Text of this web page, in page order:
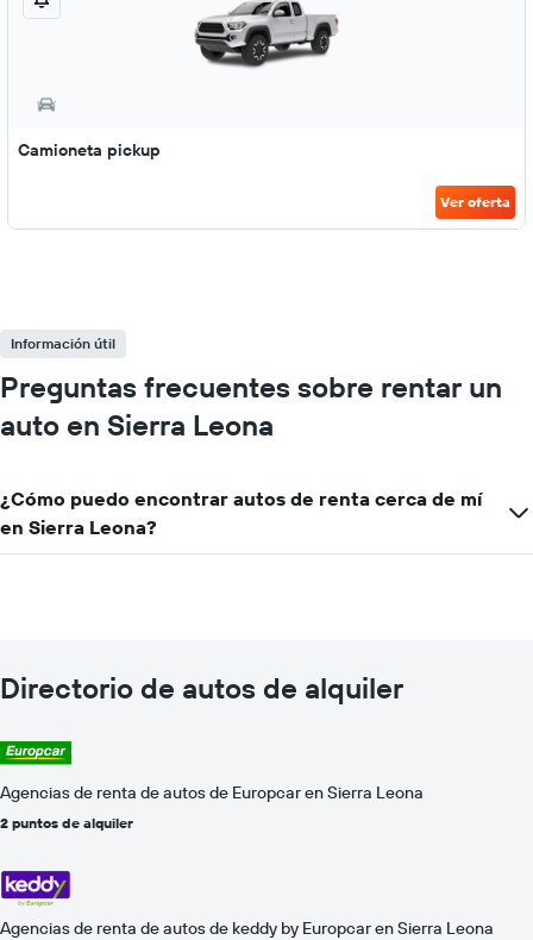
Camioneta pickup
Ver oferta
Información útil
Preguntas frecuentes sobre rentar un
auto en Sierra Leona
¿Cómo puedo encontrar autos de renta cerca de mí
en Sierra Leona?
Directorio de autos de alquiler
Agencias de renta de autos de Europcar en Sierra Leona
2 puntos de alquiler
Agencias de renta de autos de keddy by Europcar en Sierra Leona